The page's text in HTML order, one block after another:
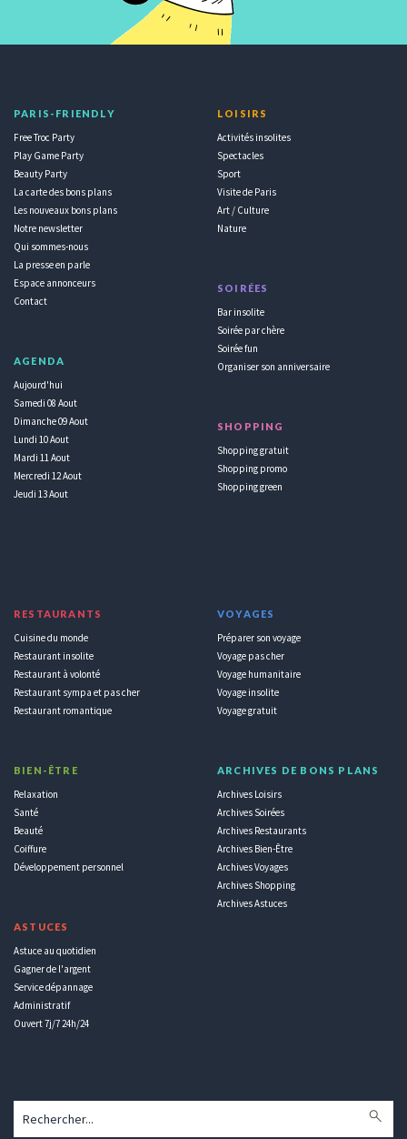
PARIS-FRIENDLY
Free Troc Party
Play Game Party
Beauty Party
La carte des bons plans
Les nouveaux bons plans
Notre newsletter
Qui sommes-nous
La presse en parle
Espace annonceurs
Contact
AGENDA
Aujourd'hui
Samedi 08 Aout
Dimanche 09 Aout
Lundi 10 Aout
Mardi 11 Aout
Mercredi 12 Aout
Jeudi 13 Aout
LOISIRS
Activités insolites
Spectacles
Sport
Visite de Paris
Art / Culture
Nature
SOIRÉES
Bar insolite
Soirée par chère
Soirée fun
Organiser son anniversaire
SHOPPING
Shopping gratuit
Shopping promo
Shopping green
RESTAURANTS
Cuisine du monde
Restaurant insolite
Restaurant à volonté
Restaurant sympa et pas cher
Restaurant romantique
BIEN-ÊTRE
Relaxation
Santé
Beauté
Coiffure
Développement personnel
ASTUCES
Astuce au quotidien
Gagner de l'argent
Service dépannage
Administratif
Ouvert 7j/7 24h/24
VOYAGES
Préparer son voyage
Voyage pas cher
Voyage humanitaire
Voyage insolite
Voyage gratuit
ARCHIVES DE BONS PLANS
Archives Loisirs
Archives Soirées
Archives Restaurants
Archives Bien-Être
Archives Voyages
Archives Shopping
Archives Astuces